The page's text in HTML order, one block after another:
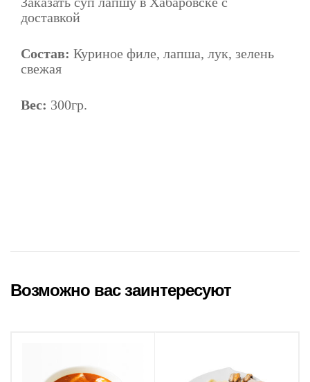
доставкой
Состав: Куриное филе, лапша, лук, зелень
свежая
Вес: 300гр.
Возможно вас заинтересуют